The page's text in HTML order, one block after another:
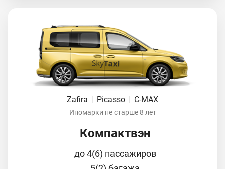
Zafira | Picasso | C-MAX
Иномарки не старше 8 лет
Компактвэн
до 4(6) пассажиров